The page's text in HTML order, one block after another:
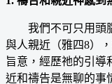
我們不可只用頭腦
與人親近（雅四8）
旨意，經歷祂的引導
近和禱告是無聊的事